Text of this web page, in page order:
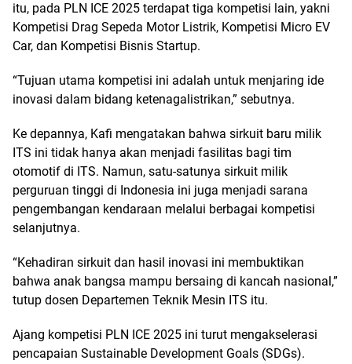
itu, pada PLN ICE 2025 terdapat tiga kompetisi lain, yakni
Kompetisi Drag Sepeda Motor Listrik, Kompetisi Micro EV
Car, dan Kompetisi Bisnis Startup.
“Tujuan utama kompetisi ini adalah untuk menjaring ide
inovasi dalam bidang ketenagalistrikan,” sebutnya.
Ke depannya, Kafi mengatakan bahwa sirkuit baru milik
ITS ini tidak hanya akan menjadi fasilitas bagi tim
otomotif di ITS. Namun, satu-satunya sirkuit milik
perguruan tinggi di Indonesia ini juga menjadi sarana
pengembangan kendaraan melalui berbagai kompetisi
selanjutnya.
“Kehadiran sirkuit dan hasil inovasi ini membuktikan
bahwa anak bangsa mampu bersaing di kancah nasional,”
tutup dosen Departemen Teknik Mesin ITS itu.
Ajang kompetisi PLN ICE 2025 ini turut mengakselerasi
pencapaian Sustainable Development Goals (SDGs).